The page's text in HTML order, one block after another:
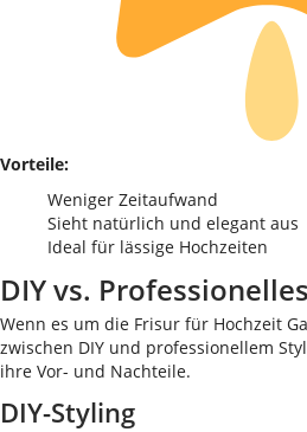
Vorteile:
Weniger Zeitaufwand
Sieht natürlich und elegant aus
Ideal für lässige Hochzeiten
DIY vs.
Wenn es um die Frisur für Hochzeit
zwischen DIY und professionellem
ihre Vor- und Nachteile.
DIY-Styling